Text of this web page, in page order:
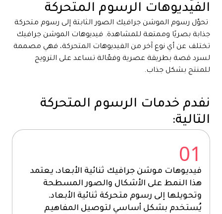
الفيديوهات الرسوم المتحركة
تحوّل رسوم الموشن جرافيك الصور الثابتة إلى رسوم متحركة
جذابة بصريًا وممتعة للمشاهدة. فيديوهات الموشن جرافيك
تختلف عن أي نوع آخر من الفيديوهات المتحركة، فهي مصممة
لسرد قصة بطريقة عصرية وفعّالة تساعد على الترويج
للمنتج بشكل جذاب.
نفدم خدمات الرسوم المتحركة
التالية:
01
فيديوهات موشن جرافيك ثنائية الأبعاد، يعتمد
هذا النمط على الأشكال والصور المسطحة
وتحويلها إلى رسوم متحركة ثنائية الأبعاد.
يُستخدم بشكل أساسي لتوصيل المفاهيم